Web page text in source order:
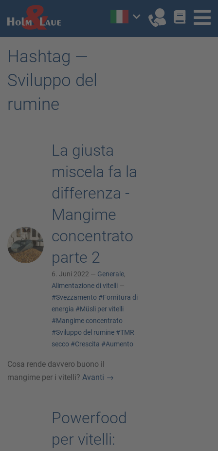
Hashtag —
Sviluppo del
rumine
La giusta
miscela fa la
differenza -
Mangime
concentrato
parte 2
6. Juni 2022 — Generale,
Alimentazione di vitelli —
#Svezzamento #Fornitura di
energia #Müsli per vitelli
#Mangime concentrato
#Sviluppo del rumine #TMR
secco #Crescita #Aumento
Cosa rende davvero buono il
mangime per i vitelli? Avanti →
Powerfood
per vitelli: